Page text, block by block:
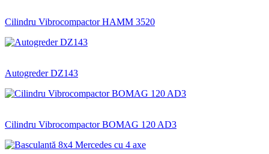
Cilindru Vibrocompactor HAMM 3520
Autogreder DZ143
Cilindru Vibrocompactor BOMAG 120 AD3